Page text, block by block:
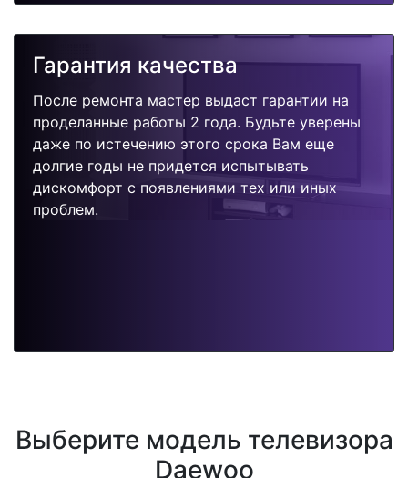
Гарантия качества
После ремонта мастер выдаст гарантии на
проделанные работы 2 года. Будьте уверены
даже по истечению этого срока Вам еще
долгие годы не придется испытывать
дискомфорт с появлениями тех или иных
проблем.
Выберите модель телевизора
Daewoo